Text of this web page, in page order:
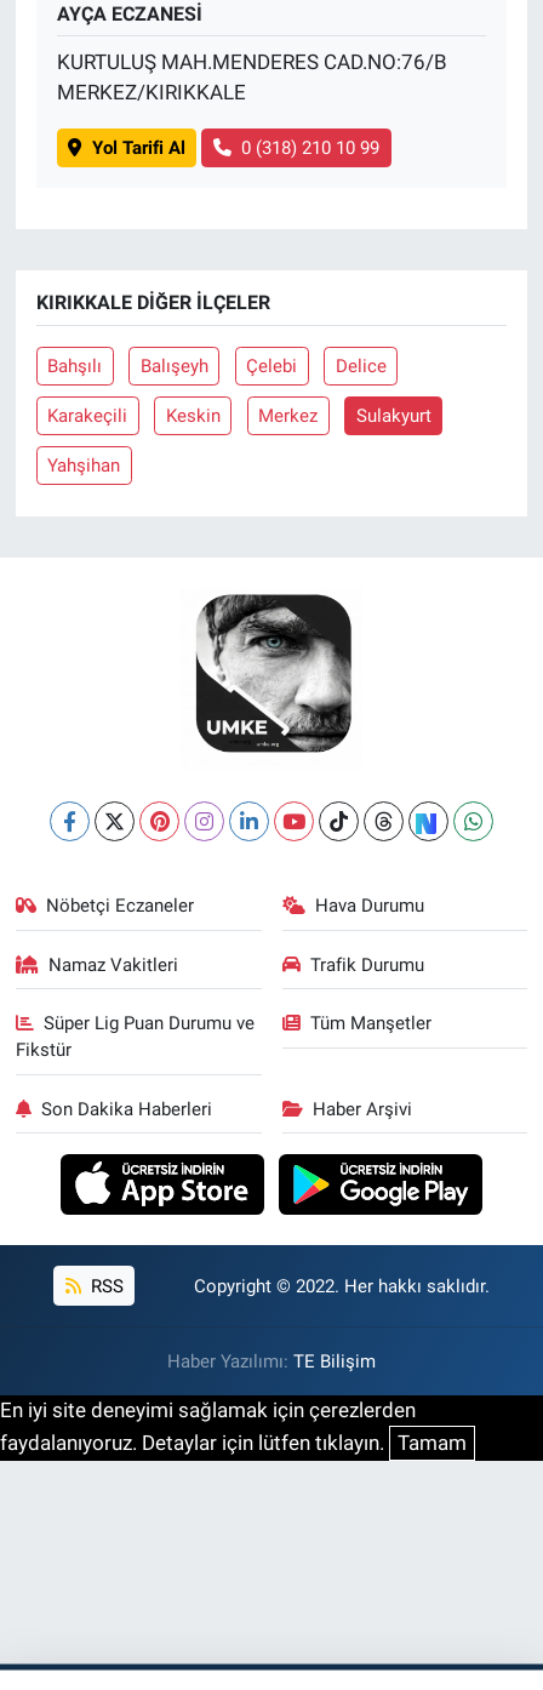
AYÇA ECZANESİ
KURTULUŞ MAH.MENDERES CAD.NO:76/B
MERKEZ/KIRIKKALE
Yol Tarifi Al 0 (318) 210 10 99
KIRIKKALE DIĞER İLÇELER
Bahşılı Balışeyh Çelebi Delice
Karakeçili Keskin Merkez Sulakyurt
Yahşihan
Nöbetçi Eczaneler Hava Durumu
Namaz Vakitleri Trafik Durumu
Süper Lig Puan Durumu ve
Fikstür
Tüm Manşetler
Son Dakika Haberleri Haber Arşivi
RSS Copyright © 2022. Her hakkı saklıdır.
Haber Yazılımı: TE Bilişim
En iyi site deneyimi sağlamak için çerezlerden
faydalanıyoruz. Detaylar için lütfen tıklayın. Tamam